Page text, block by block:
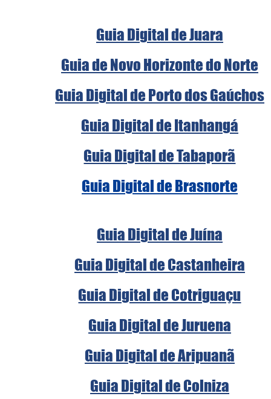
Guia Digital de Juara
Guia de Novo Horizonte do Norte
Guia Digital de Porto dos Gaúchos
Guia Digital de Itanhangá
Guia Digital de Tabaporã
Guia Digital de Brasnorte
Guia Digital de Juína
Guia Digital de Castanheira
Guia Digital de Cotriguaçu
Guia Digital de Juruena
Guia Digital de Aripuanã
Guia Digital de Colniza